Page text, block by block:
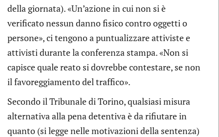
della giornata). «Un’azione in cui non si è
verificato nessun danno fisico contro oggetti o
persone», ci tengono a puntualizzare attiviste e
attivisti durante la conferenza stampa. «Non si
capisce quale reato si dovrebbe contestare, se non
il favoreggiamento del traffico».
Secondo il Tribunale di Torino, qualsiasi misura
alternativa alla pena detentiva è da rifiutare in
quanto (si legge nelle motivazioni della sentenza)